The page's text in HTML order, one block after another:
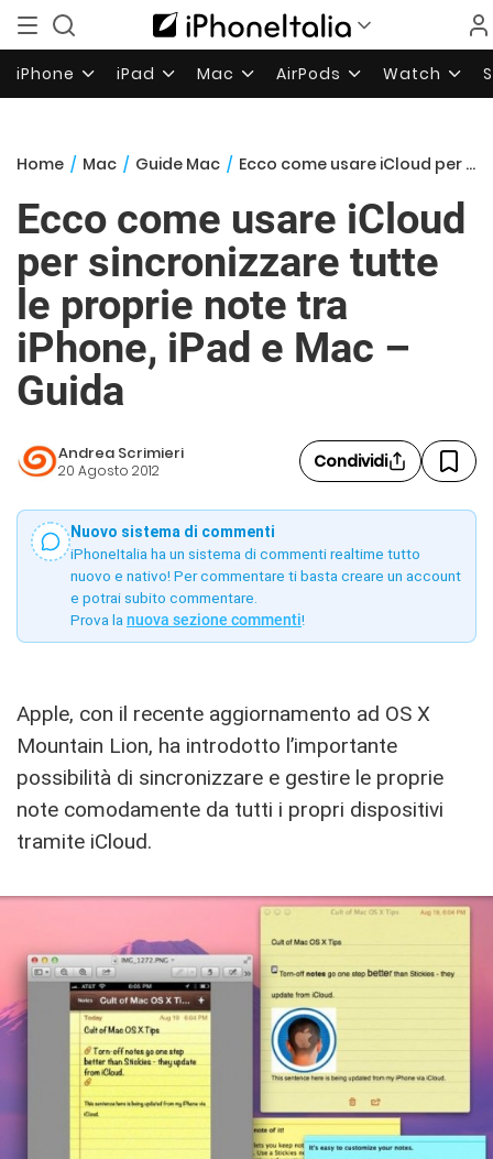
iPhone iPad Mac AirPods Watch
Home / Mac / Guide Mac / Ecco come usare iCloud per sincronizzare tutte le proprie note tra iPhone, iPad e Mac – Guida
Ecco come usare iCloud
per sincronizzare tutte
le proprie note tra
iPhone, iPad e Mac –
Guida
Andrea Scrimieri
20 Agosto 2012 Condividi
Nuovo sistema di commenti
iPhoneItalia ha un sistema di commenti realtime tutto
nuovo e nativo! Per commentare ti basta creare un account
e potrai subito commentare.
Prova la nuova sezione commenti!
Apple, con il recente aggiornamento ad OS X
Mountain Lion, ha introdotto l’importante
possibilità di sincronizzare e gestire le proprie
note comodamente da tutti i propri dispositivi
tramite iCloud.